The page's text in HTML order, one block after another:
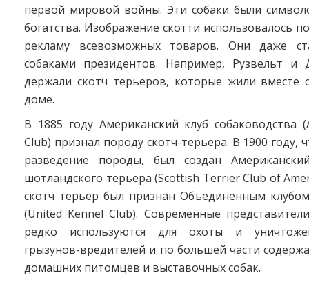
первой мировой войны. Эти собаки были
богатства. Изображение скотти использовалось
рекламу всевозможных товаров. Они даже
собаками президентов. Например, Рузвельт
держали скотч терьеров, которые жили
доме.
В 1885 году Американский клуб собаководства
Club) признал породу скотч-терьера. В 1900
разведение породы, был создан
шотландского терьера (Scottish Terrier Club of
скотч терьер был признан Объединенным
(United Kennel Club). Современные
редко используются для охоты и
грызунов-вредителей и по большей части
домашних питомцев и выставочных собак.